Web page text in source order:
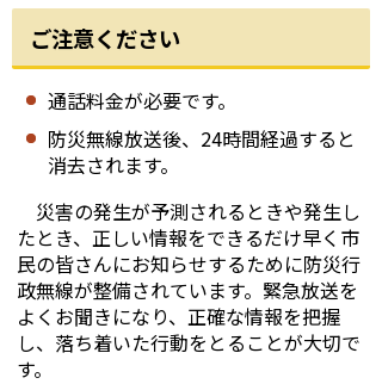
ご注意ください
通話料金が必要です。
防災無線放送後、24時間経過すると
消去されます。
災害の発生が予測されるときや発生し
たとき、正しい情報をできるだけ早く市
民の皆さんにお知らせするために防災行
政無線が整備されています。緊急放送を
よくお聞きになり、正確な情報を把握
し、落ち着いた行動をとることが大切で
す。